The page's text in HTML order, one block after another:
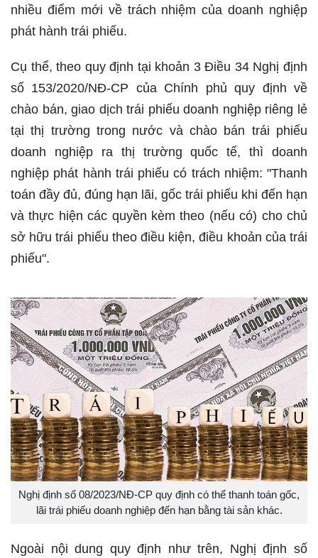
nhiều điểm mới về trách nhiệm của doanh nghiệp
phát hành trái phiếu.
Cụ thể, theo quy định tại khoản 3 Điều 34 Nghị định
số 153/2020/NĐ-CP của Chính phủ quy định về
chào bán, giao dịch trái phiếu doanh nghiệp riêng lẻ
tại thị trường trong nước và chào bán trái phiếu
doanh nghiệp ra thị trường quốc tế, thì doanh
nghiệp phát hành trái phiếu có trách nhiệm: "Thanh
toán đầy đủ, đúng hạn lãi, gốc trái phiếu khi đến hạn
và thực hiện các quyền kèm theo (nếu có) cho chủ
sở hữu trái phiếu theo điều kiện, điều khoản của trái
phiếu".
Nghị định số 08/2023/NĐ-CP quy định có thể thanh toán gốc,
lãi trái phiếu doanh nghiệp đến hạn bằng tài sản khác.
Ngoài nội dung quy định như trên, Nghị định số